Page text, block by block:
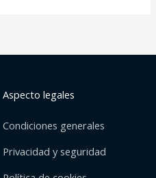
Aspecto legales
Condiciones generales
Privacidad y seguridad